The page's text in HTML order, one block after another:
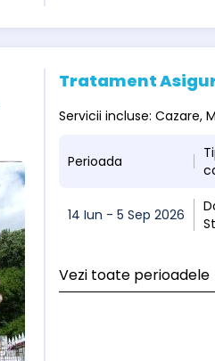
Tratament
Servicii incluse: Cazare,
Perioada
14 Iun - 5 Sep 2026
Vezi toate perioadele